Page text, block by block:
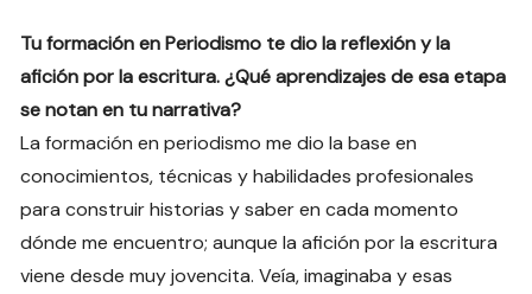
Tu formación en Periodismo te dio la reflexión y la
afición por la escritura. ¿Qué aprendizajes de esa etapa
se notan en tu narrativa?
La formación en periodismo me dio la base en
conocimientos, técnicas y habilidades profesionales
para construir historias y saber en cada momento
dónde me encuentro; aunque la afición por la escritura
viene desde muy jovencita. Veía, imaginaba y esas